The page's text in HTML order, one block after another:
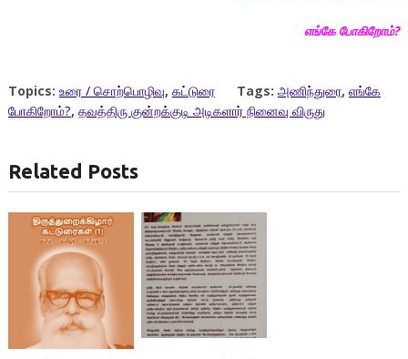
எங்கே போகிறோம்?
Topics: உரை / சொற்பொழிவு, கட்டுரை Tags: அணிந்துரை, எங்கே
போகிறோம்?, தவத்திரு குன்றக்குடி அடிகளார் நினைவு விருது
Related Posts